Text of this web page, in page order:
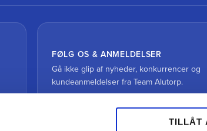
TILLÅT
FØLG OS & ANMELDELSER
Gå ikke glip af nyheder, konkurrencer og
kundeanmeldelser fra Team Alutorp.